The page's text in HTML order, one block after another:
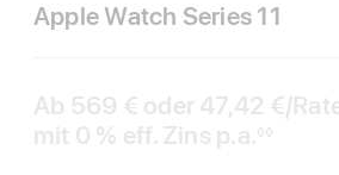
Apple Watch Series 11
Ab 569 € oder 47,42 €/
mit 0 % eff. Zins p.a.eff.
Fußnote
◊◊